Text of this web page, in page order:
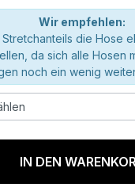
Wir empfehlen:
die Hose
da sich alle Hosen
noch ein wenig
IN DEN